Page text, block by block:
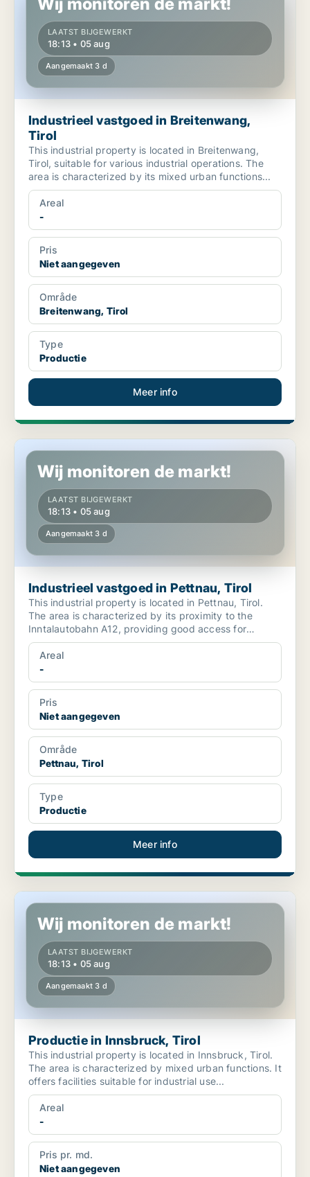
LAATST BIJGEWERKT
18:13 • 05 aug
Aangemaakt 3 d
Industrieel vastgoed in Breitenwang,
Tirol
This industrial property is located in Breitenwang,
Tirol, suitable for various industrial operations. The
area is characterized by its mixed urban functions...
Areal
-
Pris
Niet aangegeven
Område
Breitenwang, Tirol
Type
Productie
Meer info
Industrieel vastgoed in Pettnau, Tirol
Wij monitoren de markt!
LAATST BIJGEWERKT
18:13 • 05 aug
Aangemaakt 3 d
Industrieel vastgoed in Pettnau, Tirol
This industrial property is located in Pettnau, Tirol.
The area is characterized by its proximity to the
Inntalautobahn A12, providing good access for
transp...
Areal
-
Pris
Niet aangegeven
Område
Pettnau, Tirol
Type
Productie
Meer info
Productie in Innsbruck, Tirol
Wij monitoren de markt!
LAATST BIJGEWERKT
18:13 • 05 aug
Aangemaakt 3 d
Productie in Innsbruck, Tirol
This industrial property is located in Innsbruck, Tirol.
The area is characterized by mixed urban functions. It
offers facilities suitable for industrial use...
Areal
-
Pris pr. md.
Niet aangegeven